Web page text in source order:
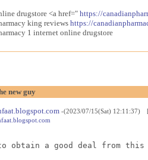
drugstore <a href="https://
king reviews https://
1 internet online drugstore
new guy
-(2023/07/15(Sat) 12:11:37)
obtain a good deal from this